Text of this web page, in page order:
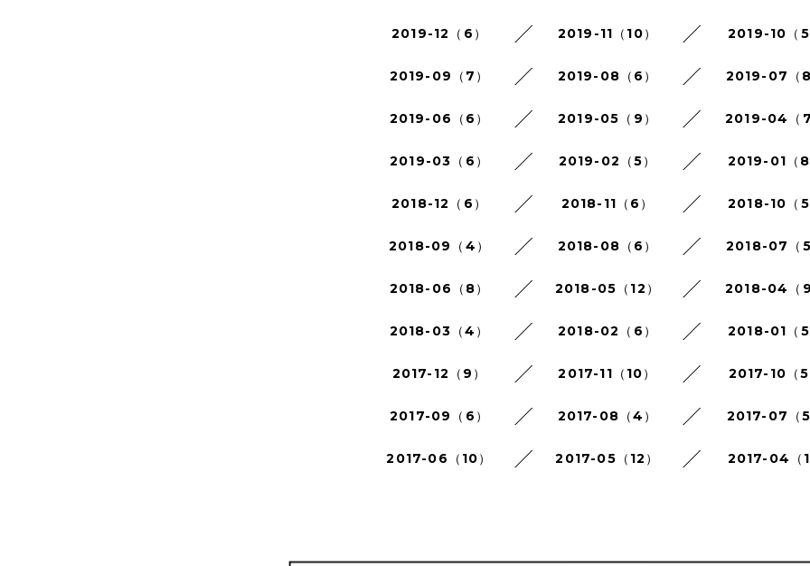
2019-12（6） 2019-11（10） 2019-10（5
2019-09（7） 2019-08（6） 2019-07（8
2019-06（6） 2019-05（9） 2019-04（7
2019-03（6） 2019-02（5） 2019-01（8
2018-12（6） 2018-11（6） 2018-10（5
2018-09（4） 2018-08（6） 2018-07（5
2018-06（8） 2018-05（12） 2018-04（9
2018-03（4） 2018-02（6） 2018-01（5
2017-12（9） 2017-11（10） 2017-10（5
2017-09（6） 2017-08（4） 2017-07（5
2017-06（10） 2017-05（12） 2017-04（1